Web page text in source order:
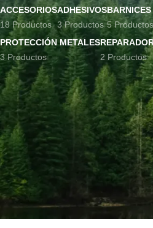
ACCESORIOS
18 Productos
ADHESIVOS
3 Productos 5 Productos
PROTECCIÓN METALES
3 Productos
2 Productos